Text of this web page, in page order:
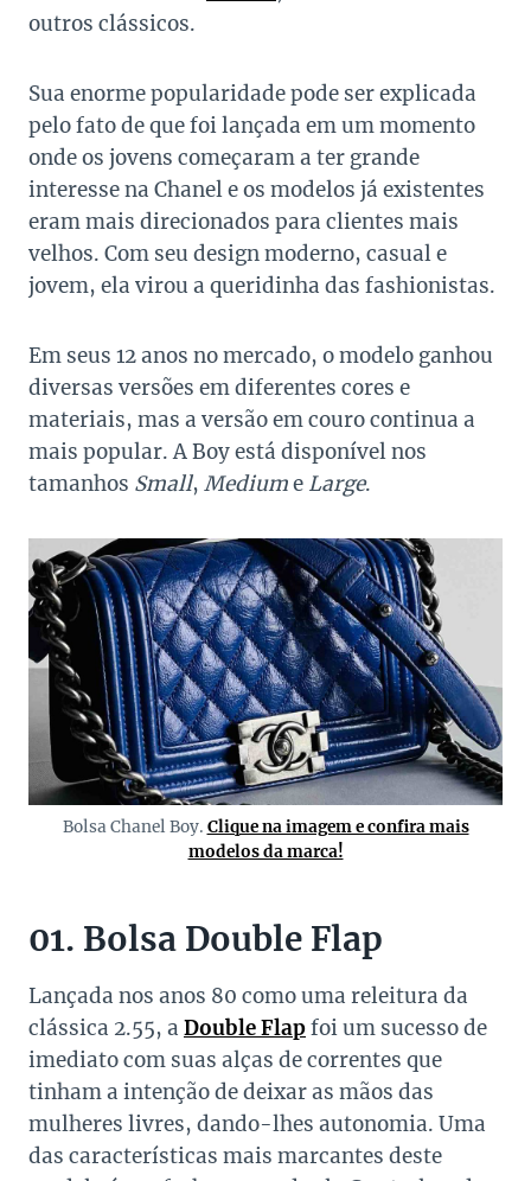
outros clássicos.
Sua enorme popularidade pode ser explicada
pelo fato de que foi lançada em um momento
onde os jovens começaram a ter grande
interesse na Chanel e os modelos já existentes
eram mais direcionados para clientes mais
velhos. Com seu design moderno, casual e
jovem, ela virou a queridinha das fashionistas.
Em seus 12 anos no mercado, o modelo ganhou
diversas versões em diferentes cores e
materiais, mas a versão em couro continua a
mais popular. A Boy está disponível nos
tamanhos Small, Mediume Large.
Bolsa Chanel Boy. Clique na imagem e confira mais
modelos da marca!
01. Bolsa Double Flap
Lançada nos anos 80 como uma releitura da
clássica 2.55, a Double Flapfoi um sucesso de
imediato com suas alças de correntes que
tinham a intenção de deixar as mãos das
mulheres livres, dando-lhes autonomia. Uma
das características mais marcantes deste